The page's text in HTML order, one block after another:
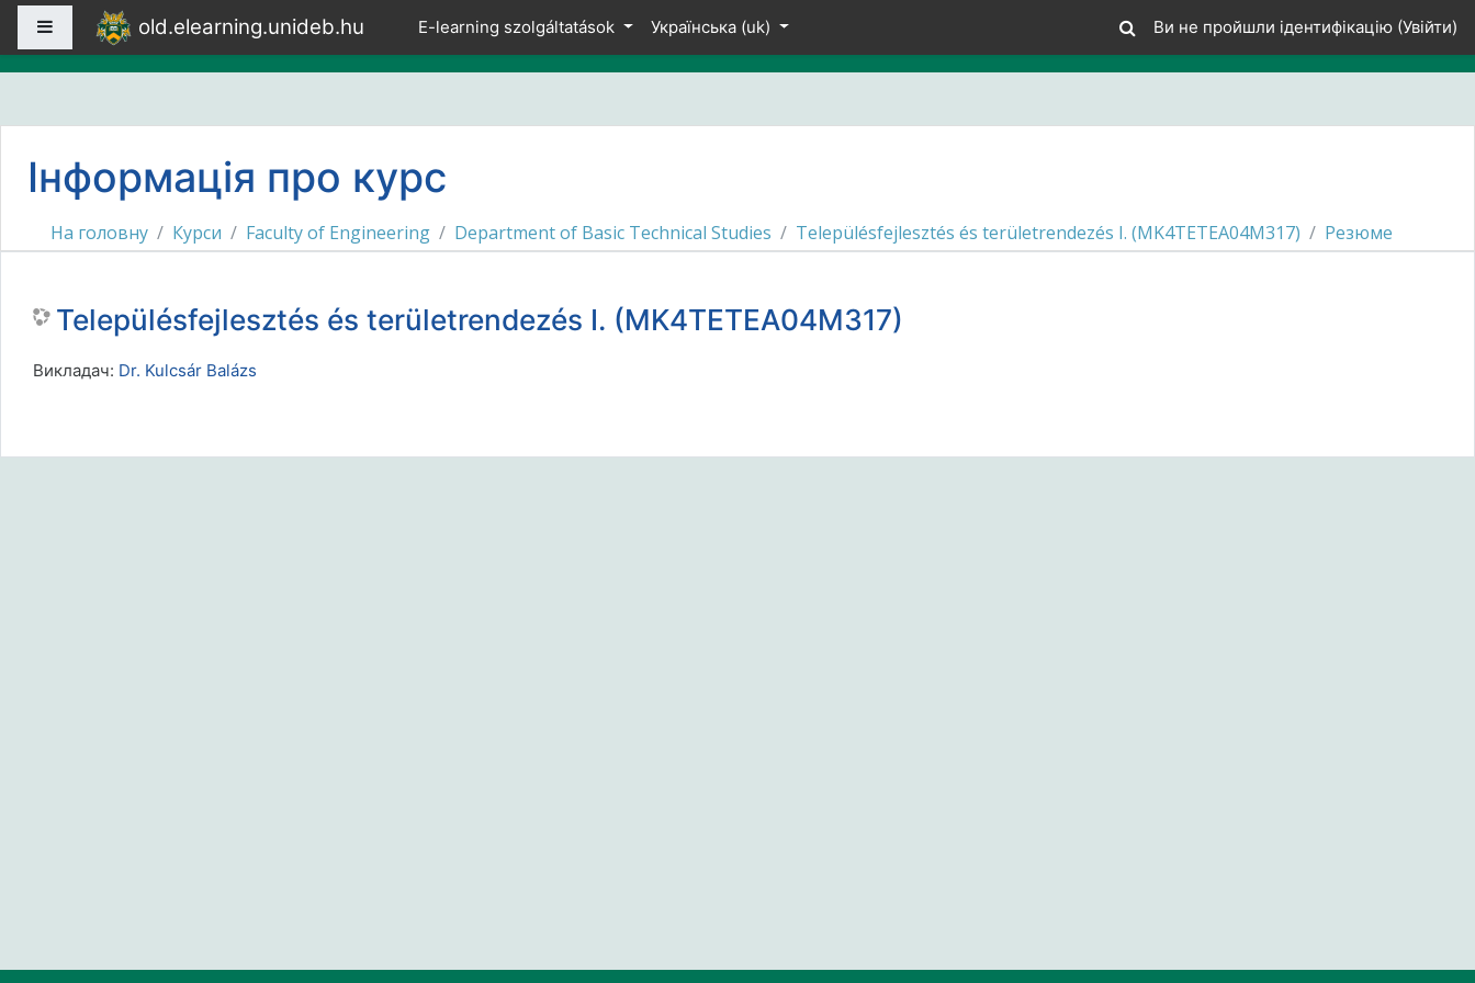
Перейти до головного вмісту
Бокова панельold.elearning.unideb.hu E-learning szolgáltatások Українська ‎(uk)‎ Ви не пройшли ідентифікацію (Увійти)
Інформація про курс
На головну Курси Faculty of Engineering Department of Basic Technical Studies Településfejlesztés és területrendezés I. (MK4TETEA04M317) Резюме
Településfejlesztés és területrendezés I. (MK4TETEA04M317)
Викладач: Dr. Kulcsár Balázs